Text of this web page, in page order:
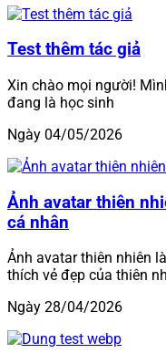
Test thêm tác giả
Xin chào mọi người!
đang là học sinh
Ngày 04/05/2026
Ảnh avatar thiên
cá nhân
Ảnh avatar thiên nhiên
thích vẻ đẹp của thiên
Ngày 28/04/2026